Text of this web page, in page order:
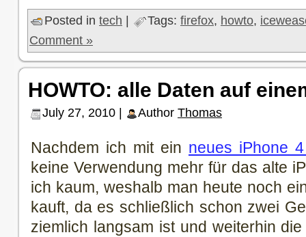
Posted in tech Tags: firefox, howto,
Comment »
HOWTO: alle Daten auf
July 27, 2010 | Author Thomas
Nachdem ich mit ein neues iPhone
keine Verwendung mehr für das alte
ich kaum, weshalb man heute noch
kauft, da es schließlich schon zwei
ziemlich langsam ist und weiterhin